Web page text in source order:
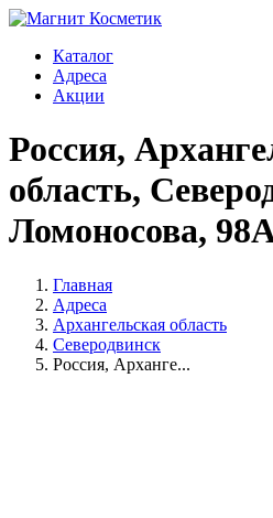
Каталог
Адреса
Акции
Россия,
область,
Ломоносова,
Главная
Адреса
Архангельская область
Северодвинск
Россия, Арханге...